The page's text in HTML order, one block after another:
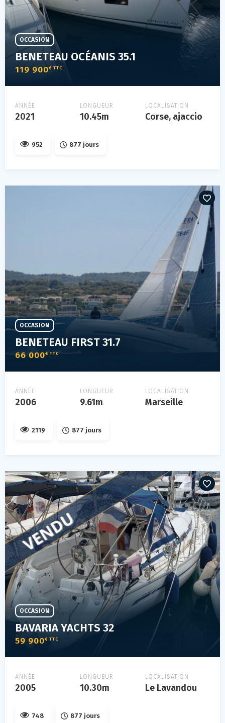
BENETEAU OCÉANIS 35.1
119 900€ TTC
OCCASION
ANNÉE
2021
LONGUEUR
10.45m
LOCALISATION
Corse, ajaccio
952 877 jours
BENETEAU FIRST 31.7
66 000€ TTC
OCCASION
ANNÉE
2006
LONGUEUR
9.61m
LOCALISATION
Marseille
2119 877 jours
BAVARIA YACHTS 32
59 900€ TTC
OCCASION
ANNÉE
2005
LONGUEUR
10.30m
LOCALISATION
Le Lavandou
748 877 jours